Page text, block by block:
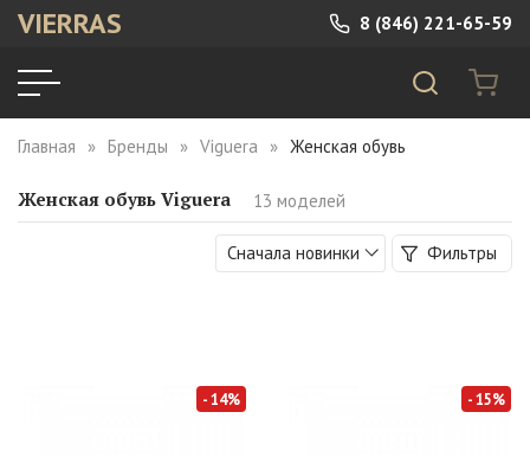
VIERRAS 8 (846) 221-65-59
Главная Бренды Viguera Женская обувь
Только со скидкой
Категории
Женская обувь Viguera 13 моделей
Сначала новинки Фильтры
- 14% - 15%